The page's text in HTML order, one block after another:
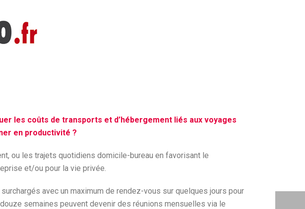
les coûts de transports et d’hébergement liés aux voyages
en productivité ?
ou les trajets quotidiens domicile-bureau en favorisant le
et/ou pour la vie privée.
avec un maximum de rendez-vous sur quelques jours pour
semaines peuvent devenir des réunions mensuelles via le